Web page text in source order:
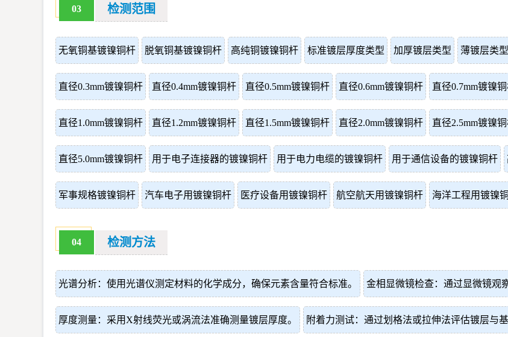
03 检测范围
无氧铜基镀镍铜杆 脱氧铜基镀镍铜杆 高纯铜镀镍铜杆 标准镀层厚度类型 加厚镀层类型 薄镀层类型
直径0.3mm镀镍铜杆 直径0.4mm镀镍铜杆 直径0.5mm镀镍铜杆 直径0.6mm镀镍铜杆 直径0.7mm镀镍
直径1.0mm镀镍铜杆 直径1.2mm镀镍铜杆 直径1.5mm镀镍铜杆 直径2.0mm镀镍铜杆 直径2.5mm镀镍
直径5.0mm镀镍铜杆 用于电子连接器的镀镍铜杆 用于电力电缆的镀镍铜杆 用于通信设备的镀镍铜杆
军事规格镀镍铜杆 汽车电子用镀镍铜杆 医疗设备用镀镍铜杆 航空航天用镀镍铜杆 海洋工程用镀镍
04 检测方法
光谱分析：使用光谱仪测定材料的化学成分，确保元素含量符合标准。 金相显微镜检查：通过显微镜观
厚度测量：采用X射线荧光或涡流法准确测量镀层厚度。 附着力测试：通过划格法或拉伸法评估镀层与